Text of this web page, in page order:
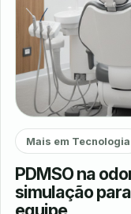
Mais em Tecnologia
PDMSO na
simulação